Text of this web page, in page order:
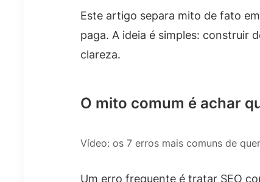
Este artigo separa mito de fato
paga. A ideia é simples: construir
clareza.
O mito comum é achar
Vídeo: os 7 erros mais comuns de
Um erro frequente é tratar SEO